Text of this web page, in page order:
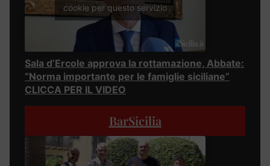
cookie per questo servizio
Sala d’Ercole approva la rottamazione, Abbate:
“Norma importante per le famiglie siciliane”
CLICCA PER IL VIDEO
BarSicilia